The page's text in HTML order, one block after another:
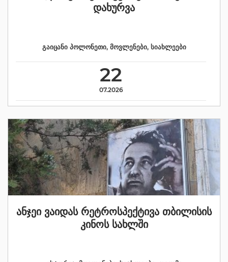
დახურვა
22
07.2026
გაიცანი პოლონეთი, მოვლენები, სიახლეები
ანჯეი ვაიდას რეტროსპექტივა თბილისის
კინოს სახლში